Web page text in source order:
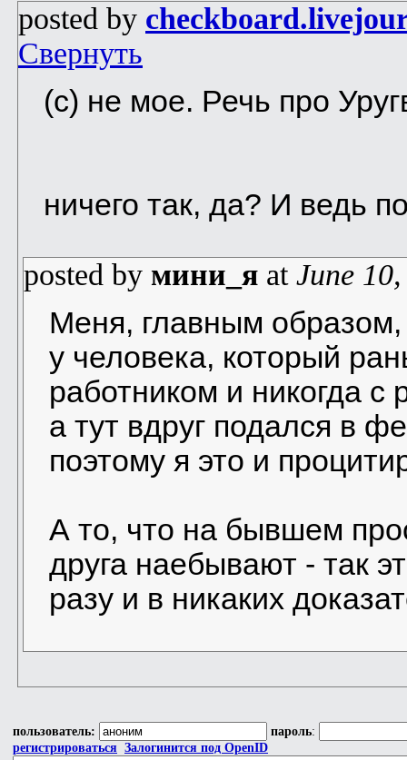
posted by
Свернуть
(с) не мое. Речь про
ничего так, да? И ведь
posted by мини_я at June
Меня, главным
у человека, который
работником и никогда с
а тут вдруг подался в
поэтому я это и
А то, что на бывшем
друга наебывают - так
разу и в никаких
пользователь: пароль:
регистрироваться Залогинится под OpenID